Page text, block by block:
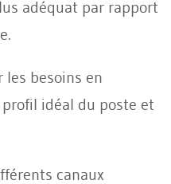
adéquat par rapport
les besoins en
idéal du poste et
canaux